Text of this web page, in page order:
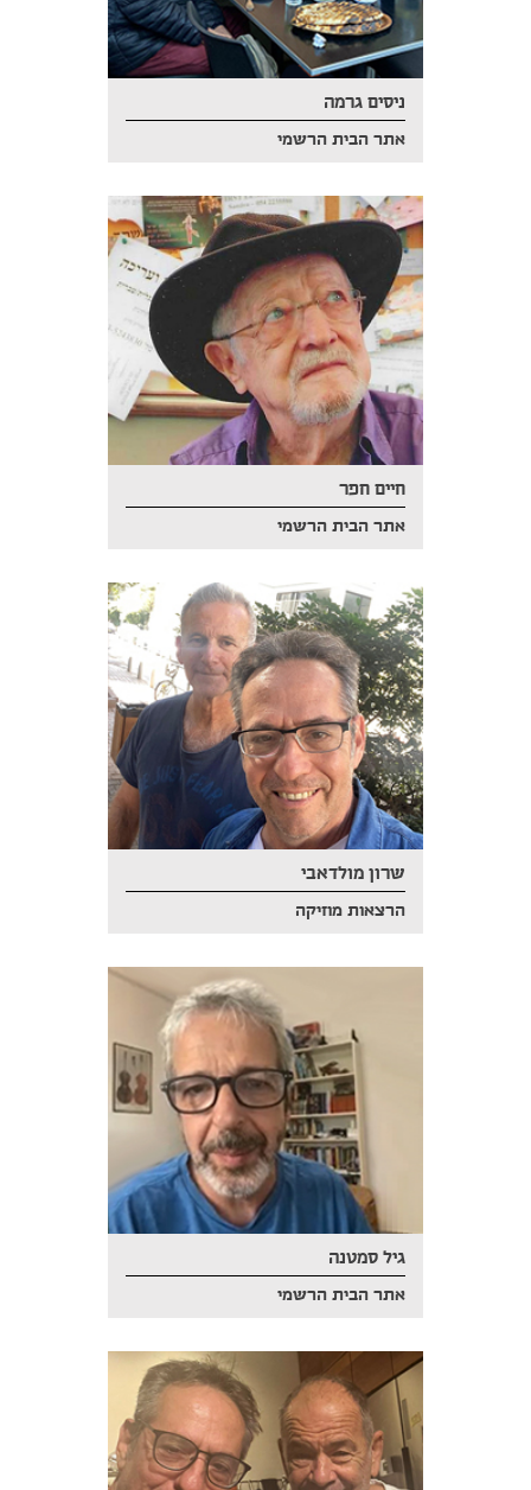
ניסים גרמה
אתר הבית הרשמי
חיים חפר
אתר הבית הרשמי
שרון מולדאבי
הרצאות מוזיקה
גיל סמטנה
אתר הבית הרשמי